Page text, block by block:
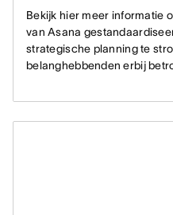
Bekijk hier meer informatie
van Asana
strategische planning te
belanghebbenden erbij